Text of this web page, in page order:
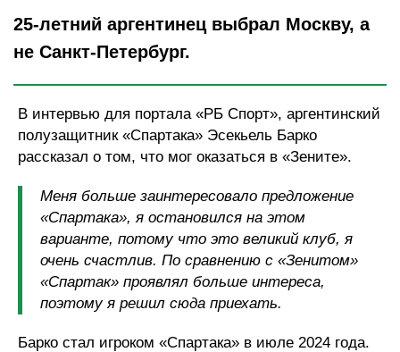
25-летний аргентинец выбрал Москву, а
не Санкт-Петербург.
В интервью для портала «РБ Спорт», аргентинский
полузащитник «Спартака» Эсекьель Барко
рассказал о том, что мог оказаться в «Зените».
Меня больше заинтересовало предложение
«Спартака», я остановился на этом
варианте, потому что это великий клуб, я
очень счастлив. По сравнению с «Зенитом»
«Спартак» проявлял больше интереса,
поэтому я решил сюда приехать.
Барко стал игроком «Спартака» в июле 2024 года.